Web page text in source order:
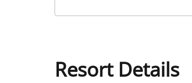
Resort Details